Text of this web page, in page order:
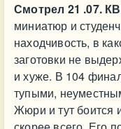
Смотрел 21 .07.
миниатюр и
находчивость, в
заготовки не
и хуже. В 104
тупыми,
Жюри и тут боится